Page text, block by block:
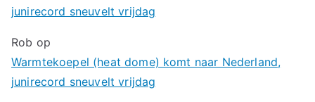
junirecord sneuvelt vrijdag
Rob op
Warmtekoepel (heat dome) komt naar Nederland,
junirecord sneuvelt vrijdag